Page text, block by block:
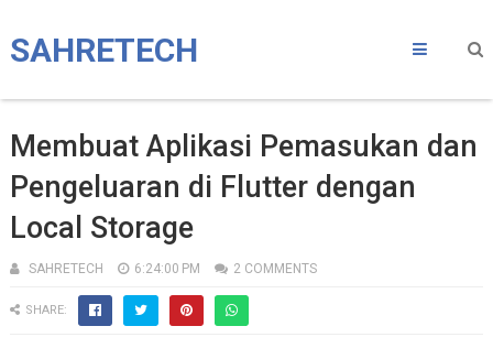
SAHRETECH
Membuat Aplikasi Pemasukan dan
Pengeluaran di Flutter dengan
Local Storage
SAHRETECH 6:24:00 PM 2 COMMENTS
SHARE: